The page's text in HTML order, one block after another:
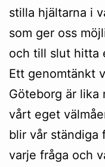
stilla hjältarna i
som ger oss
och till slut hitta
Ett genomtänkt
Göteborg är lika
vårt eget
blir vår ständiga
varje fråga och